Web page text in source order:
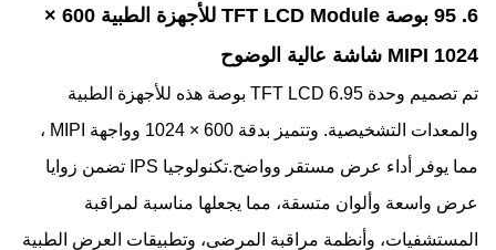
6. 95 بوصة TFT LCD Module للأجهزة الطبية 600 ×
1024 MIPI شاشة عالية الوضوح
تم تصميم وحدة TFT LCD 6.95 بوصة هذه للأجهزة الطبية
والمعدات التشخيصية. وتتميز بدقة 600 × 1024 وواجهة MIPI ،
مما يوفر أداء عرض مستقر وواضح.تكنولوجيا IPS تضمن زوايا
عرض واسعة وألوان متسقة، مما يجعلها مناسبة لمراقبة
المستشفيات، وأنظمة مراقبة المرضى، وتطبيقات العرض الطبية